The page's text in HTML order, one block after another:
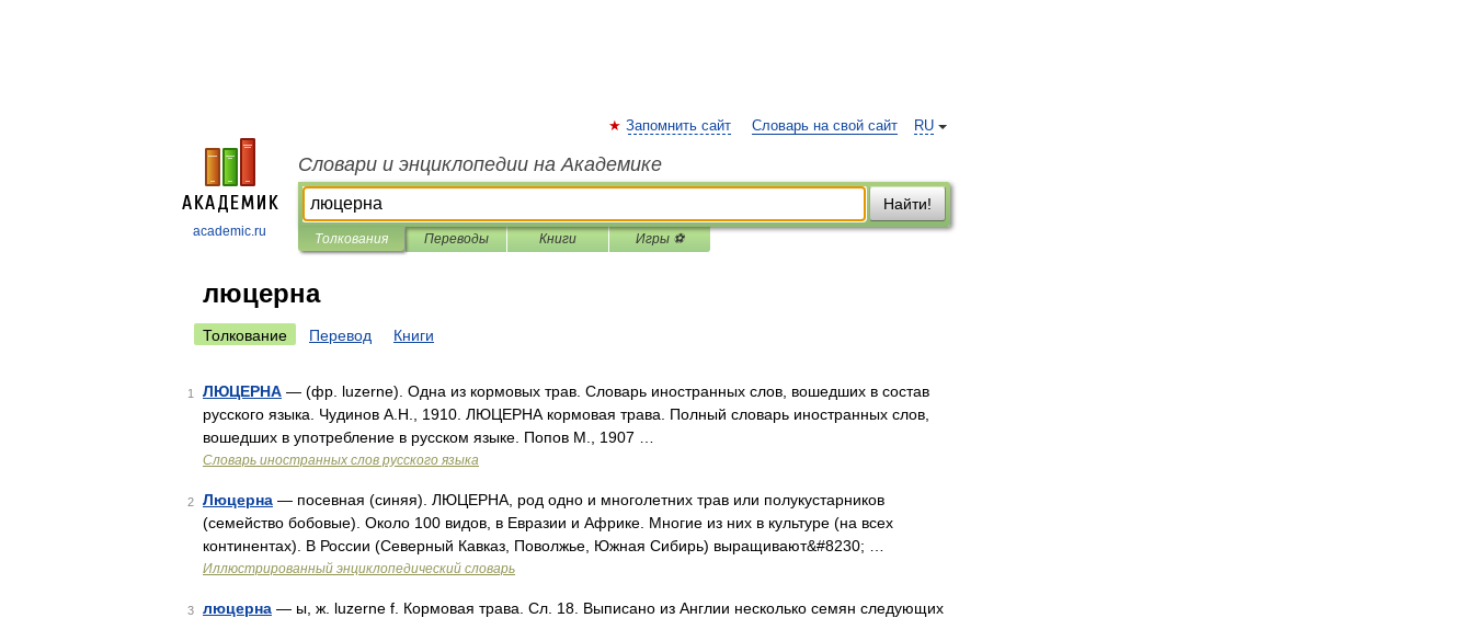
academic.ru
RU
Запомнить сайт Словарь на свой сайт
Словари и энциклопедии на Академике
Найти!
Толкования Переводы Книги Игры ⚽
люцерна
Толкование Перевод Книги
1 ЛЮЦЕРНА — (фр. luzerne). Одна из кормовых трав. Словарь иностранных слов, вошедших в состав
русского языка. Чудинов А.Н., 1910. ЛЮЦЕРНА кормовая трава. Полный словарь иностранных слов,
вошедших в употребление в русском языке. Попов М., 1907 …
Словарь иностранных слов русского языка
2 Люцерна — посевная (синяя). ЛЮЦЕРНА, род одно и многолетних трав или полукустарников
(семейство бобовые). Около 100 видов, в Евразии и Африке. Многие из них в культуре (на всех
континентах). В России (Северный Кавказ, Поволжье, Южная Сибирь) выращивают&#8230; …
Иллюстрированный энциклопедический словарь
3 люцерна — ы, ж. luzerne f. Кормовая трава. Сл. 18. Выписано из Англии несколько семян следующих